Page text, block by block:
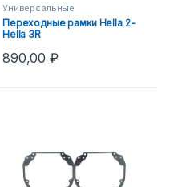
Универсальные
Переходные рамки Hella 2-
Hella 3R
890,00₽